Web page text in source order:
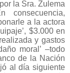
la Sra. Zulema
consecuencia,
a la actora
$3.000 en
y gastos
moral’ –todo
de la Nación
al día siguiente